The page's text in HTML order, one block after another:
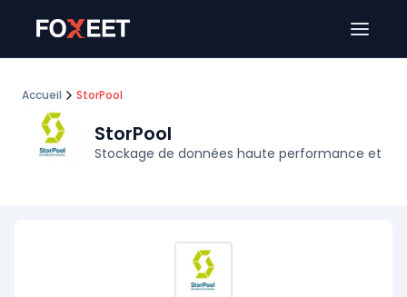
Accueil StorPool
StorPool
Stockage de données haute performance et